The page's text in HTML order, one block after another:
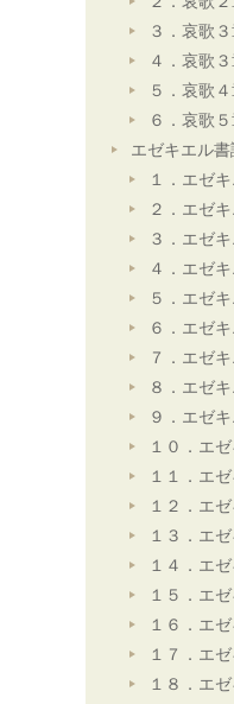
３．哀歌
４．哀歌
５．哀歌
６．哀歌
エゼキエル書
１．エゼ
２．エゼ
３．エゼ
４．エゼ
５．エゼ
６．エゼ
７．エゼ
８．エゼ
９．エゼ
１０．エ
１１．エ
１２．エ
１３．エ
１４．エ
１５．エ
１６．エ
１７．エ
１８．エ